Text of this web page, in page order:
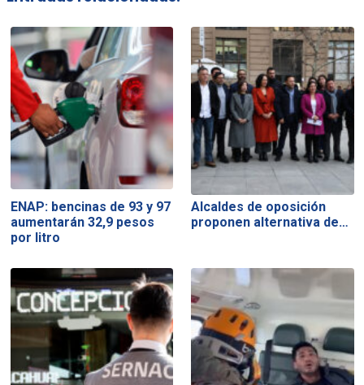
ENAP: bencinas de 93 y 97
aumentarán 32,9 pesos
por litro
Alcaldes de oposición
proponen alternativa de…